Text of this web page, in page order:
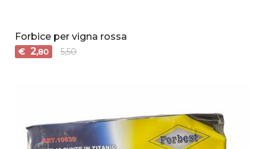
Forbice per vigna rossa
€ 2,80 5,50